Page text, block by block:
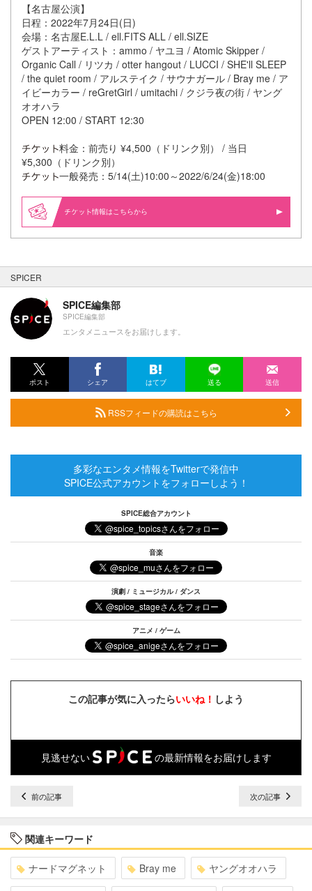
【名古屋公演】
日程：2022年7月24日(日)
会場：名古屋E.L.L / ell.FITS ALL / ell.SIZE
ゲストアーティスト：ammo / ヤユヨ / Atomic Skipper /
Organic Call / リツカ / otter hangout / LUCCI / SHE'll SLEEP
/ the quiet room / アルステイク / サウナガール / Bray me / ア
イビーカラー / reGretGirl / umitachi / クジラ夜の街 / ヤング
オオハラ
OPEN 12:00 / START 12:30
料金：前売り ¥4,500（ドリンク別） / 当日
¥5,300（ドリンク別）
一般発売：5/14(土)10:00～2022/6/24(金)18:00
情報はこちらから
SPICER
SPICE編集部
SPICE編集部
エンタメニュースをお届けします。
ポスト シェア はてブ 送る 送信
RSSフィードの購読はこちら
多彩なエンタメ情報をTwitterで発信中
SPICE公式アカウントをフォローしよう！
SPICE総合アカウント
音楽
演劇 / ミュージカル / ダンス
アニメ / ゲーム
この記事が気に入ったらいいね！ しよう
見逃せない の最新情報をお届けします
前の記事 次の記事
関連キーワード
ナードマグネット Bray me ヤングオオハラ